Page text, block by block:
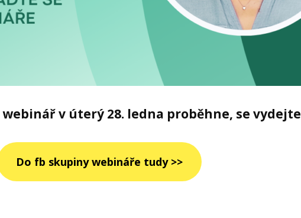
v úterý 28. ledna proběhne, se
Do fb skupiny webináře tudy >>